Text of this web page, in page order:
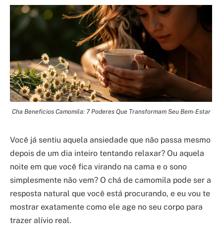
Cha Beneficios Camomila: 7 Poderes Que Transformam Seu Bem-Estar
Você já sentiu aquela ansiedade que não passa mesmo
depois de um dia inteiro tentando relaxar? Ou aquela
noite em que você fica virando na cama e o sono
simplesmente não vem? O chá de camomila pode ser a
resposta natural que você está procurando, e eu vou te
mostrar exatamente como ele age no seu corpo para
trazer alívio real.